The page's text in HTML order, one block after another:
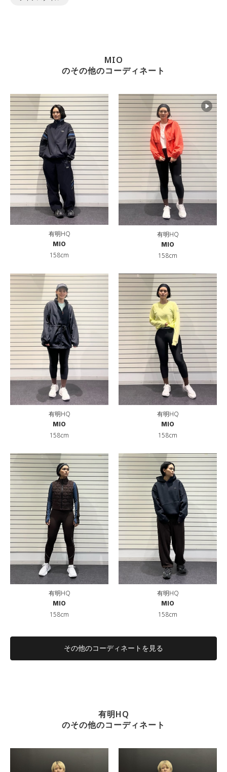
MIO
のその他のコーディネート
有明HQ
MIO
158cm
有明HQ
MIO
158cm
有明HQ
MIO
158cm
有明HQ
MIO
158cm
有明HQ
MIO
158cm
有明HQ
MIO
158cm
その他のコーディネートを見る
有明HQ
のその他のコーディネート